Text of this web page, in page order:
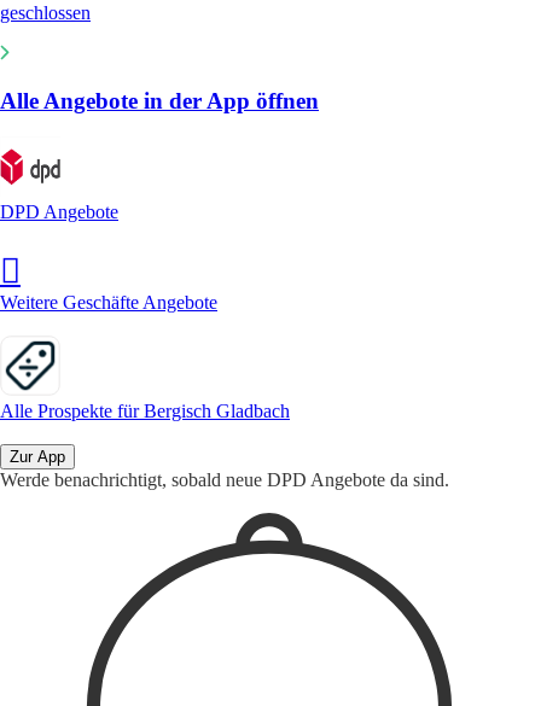
geschlossen
Alle Angebote in der App öffnen
DPD Angebote
Weitere Geschäfte Angebote
Alle Prospekte für Bergisch Gladbach
Zur App
Werde benachrichtigt, sobald neue DPD Angebote da sind.